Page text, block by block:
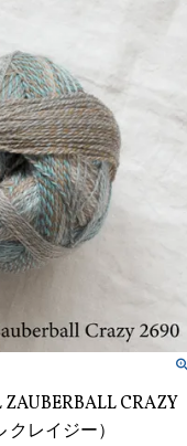
ZAUBERBALL CRAZY
レイジー）